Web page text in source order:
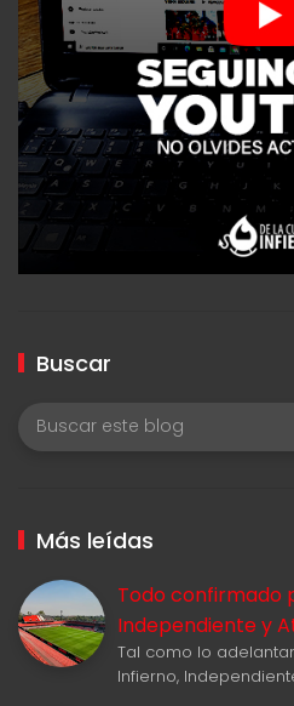
Buscar
Más leídas
Todo confirmado
Independiente y
Tal como lo
Infierno,